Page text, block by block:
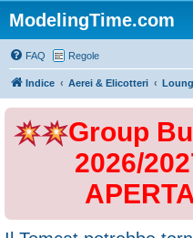
ModelingTime.com
FAQ Regole
Indice Aerei & Elicotteri
Group
2026/